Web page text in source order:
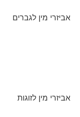
אביזרי מין לגברים
אביזרי מין לזוגות